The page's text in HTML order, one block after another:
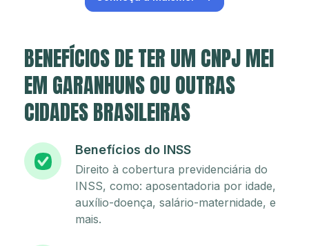
BENEFÍCIOS DE TER UM CNPJ MEI
EM GARANHUNS OU OUTRAS
CIDADES BRASILEIRAS
Benefícios do INSS
Direito à cobertura previdenciária do
INSS, como: aposentadoria por idade,
auxílio-doença, salário-maternidade, e
mais.